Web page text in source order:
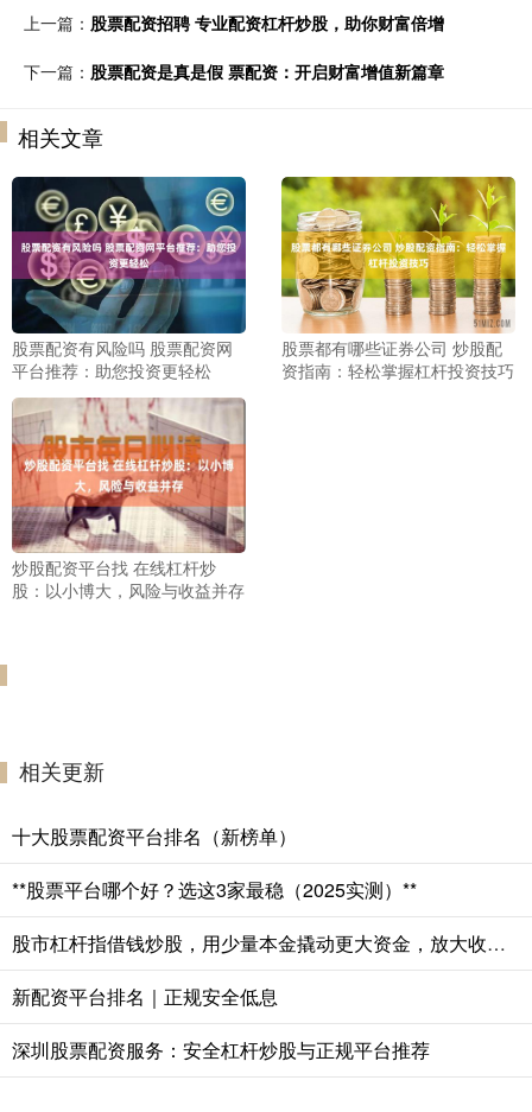
上一篇： 股票配资招聘 专业配资杠杆炒股，助你财富倍增
下一篇： 股票配资是真是假 票配资：开启财富增值新篇章
相关文章
股票配资有风险吗 股票配资网
平台推荐：助您投资更轻松
股票都有哪些证券公司 炒股配
资指南：轻松掌握杠杆投资技巧
炒股配资平台找 在线杠杆炒
股：以小博大，风险与收益并存
相关更新
十大股票配资平台排名（新榜单）
**股票平台哪个好？选这3家最稳（2025实测）**
股市杠杆指借钱炒股，用少量本金撬动更大资金，放大收益与风险。
新配资平台排名｜正规安全低息
深圳股票配资服务：安全杠杆炒股与正规平台推荐